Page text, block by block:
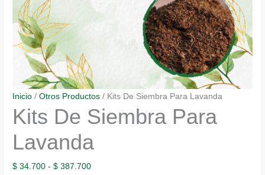
Inicio /Otros Productos / Kits De Siembra Para Lavanda
Kits De Siembra Para
Lavanda
$ 34.700 - $ 387.700Rango